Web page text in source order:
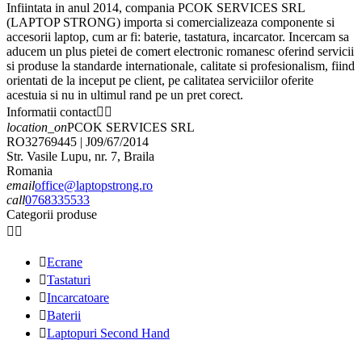
Infiintata in anul 2014, compania PCOK SERVICES SRL
(LAPTOP STRONG) importa si comercializeaza componente si
accesorii laptop, cum ar fi: baterie, tastatura, incarcator. Incercam sa
aducem un plus pietei de comert electronic romanesc oferind servicii
si produse la standarde internationale, calitate si profesionalism, fiind
orientati de la inceput pe client, pe calitatea serviciilor oferite
acestuia si nu in ultimul rand pe un pret corect.
Informatii contact 
location_onPCOK SERVICES SRL
RO32769445 | J09/67/2014
Str. Vasile Lupu, nr. 7, Braila
Romania
emailoffice@laptopstrong.ro
call0768335533
Categorii produse
 
Ecrane
Tastaturi
Incarcatoare
Baterii
Laptopuri Second Hand